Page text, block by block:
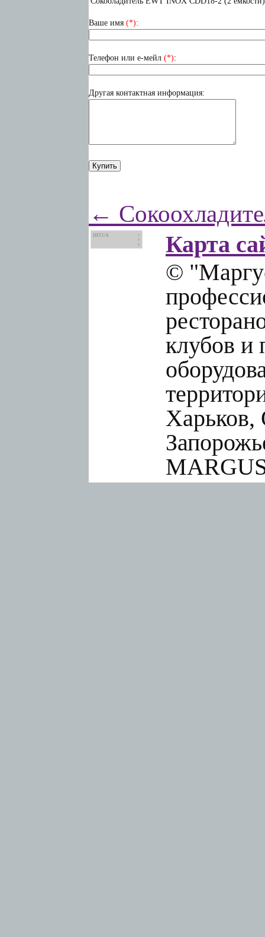
Ваше имя (*):
Телефон или е-мейл (*):
Другая контактная информация:
←
HIT.UA
1
6
6
Карта
©
клубов и
Харьков,